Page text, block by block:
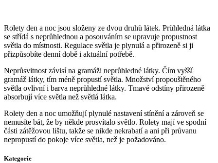
Rolety den a noc jsou složeny ze dvou druhů látek. Průhledná látka
se střídá s neprůhlednou a posouváním se upravuje propustnost
světla do místnosti. Regulace světla je plynulá a přirozeně si ji
přizpůsobíte denní době i aktuální potřebě.
Neprůsvitnost závisí na gramáži neprůhledné látky. Čím vyšší
gramáž látky, tím méně propustí světla. Množství propouštěného
světla ovlivní i barva neprůhledné látky. Tmavé odstíny přirozeně
absorbují více světla než světlá látka.
Rolety den a noc umožňují plynulé nastavení stínění a zároveň se
nemusíte bát, že by někde prosvítalo světlo. Rolety mají ve spodní
části zátěžovou lištu, takže se nikde nekrabatí a ani při průvanu
nepropustí do pokoje více světla, než je požadováno.
Kategorie